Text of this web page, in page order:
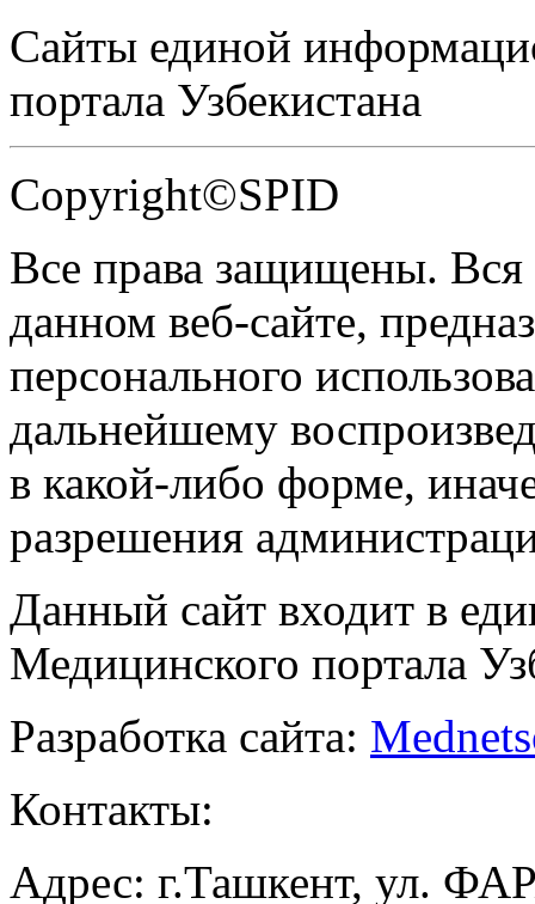
Сайты единой
портала Узбекистана
Copyright©SPID
Все права защищены.
данном веб-сайте,
персонального
дальнейшему
в какой-либо форме,
разрешения
Данный сайт входит в
Медицинского портала
Разработка сайта:
Контакты:
Адрес: г.Ташкент, ул.